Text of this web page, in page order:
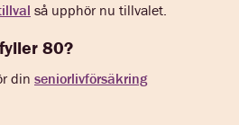
så upphör nu tillvalet.
80?
din seniorlivförsäkring